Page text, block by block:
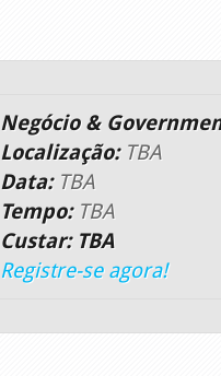
Negócio &
Localização:TBA
Data:TBA
Tempo:TBA
Custar: TBA
Registre-se agora!